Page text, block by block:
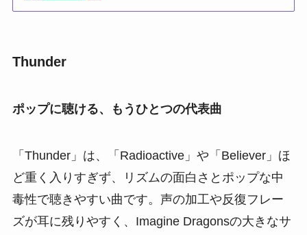
Thunder
ポップに聴ける、もうひとつの代表曲
「Thunder」は、「Radioactive」や「Believer」ほ
ど重く入りすぎず、リズムの面白さとポップな中
毒性で聴きやすい曲です。声の加工や反復フレー
ズが耳に残りやすく、Imagine Dragonsの大きなサ